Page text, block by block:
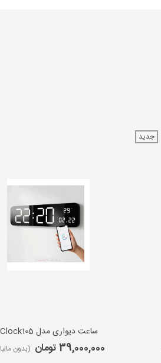
جدید
ساعت دیواری مدل iClock105
39,000,000 تومان (بدون